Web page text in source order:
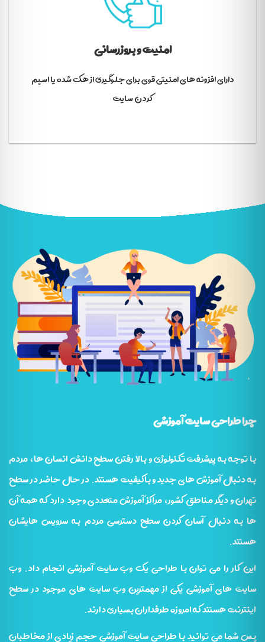
امنیت و بروزرسانی
دارای افزونه های امنیتی قوی برای جلوگیری از هک شده یا اسپم
کردن سایت
چرا طراحی سایت آموزشی
با توجه به پیشرفت تکنولوژی و بالا رفتن سطح دانش انسان ها، مردم
به دنبال آموزش های جدید و باکیفیت هستند. در حال حاضر در سطح
تهران و دیگر مناطق کشور، مراکز آموزش متعددی وجود دارد که همه آن
ها به دنبال آسان کردن سطح دسترسی مردم به سرویس هایشان
هستند.
این کار را می توان با طراحی یک وب سایت آموزشی انجام داد. وب
سایت های آموزشی یکی از مهمترین وب سایت های موجود در سطح
اینترنت هستند که امروزه طرفداران بسیاری دارند.
پس شما می توانید با طراحی سایت آموزشی حجم زیادی از مخاطبان